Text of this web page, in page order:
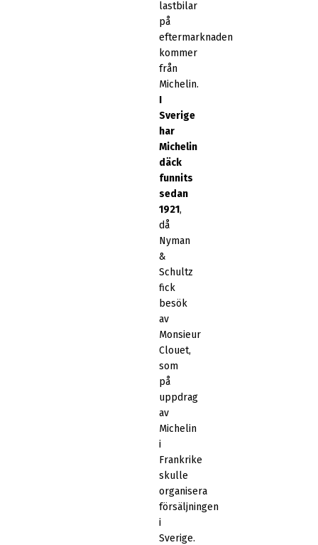
lastbilar
på
eftermarknaden
kommer
från
Michelin.
I
Sverige
har
Michelin
däck
funnits
sedan
1921,
då
Nyman
&
Schultz
fick
besök
av
Monsieur
Clouet,
som
på
uppdrag
av
Michelin
i
Frankrike
skulle
organisera
försäljningen
i
Sverige.